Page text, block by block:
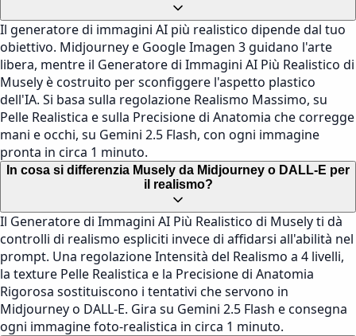
Il generatore di immagini AI più realistico dipende dal tuo
obiettivo. Midjourney e Google Imagen 3 guidano l'arte
libera, mentre il Generatore di Immagini AI Più Realistico di
Musely è costruito per sconfiggere l'aspetto plastico
dell'IA. Si basa sulla regolazione Realismo Massimo, su
Pelle Realistica e sulla Precisione di Anatomia che corregge
mani e occhi, su Gemini 2.5 Flash, con ogni immagine
pronta in circa 1 minuto.
In cosa si differenzia Musely da Midjourney o DALL-E per
il realismo?
Il Generatore di Immagini AI Più Realistico di Musely ti dà
controlli di realismo espliciti invece di affidarsi all'abilità nel
prompt. Una regolazione Intensità del Realismo a 4 livelli,
la texture Pelle Realistica e la Precisione di Anatomia
Rigorosa sostituiscono i tentativi che servono in
Midjourney o DALL-E. Gira su Gemini 2.5 Flash e consegna
ogni immagine foto-realistica in circa 1 minuto.